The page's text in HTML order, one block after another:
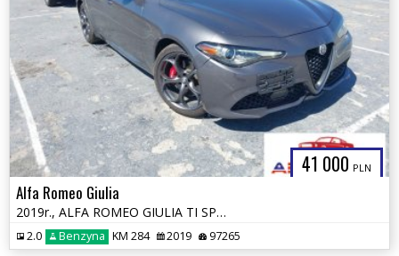
41 000 PLN
Alfa Romeo Giulia
2019r., ALFA ROMEO GIULIA TI SPORT AWD, 2L, od ubezpieczalni
2.0 Benzyna KM 284 2019 97265